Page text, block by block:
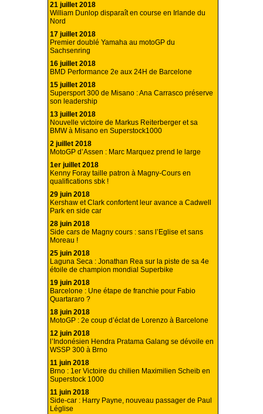
21 juillet 2018
William Dunlop disparaît en course en Irlande du
Nord
17 juillet 2018
Premier doublé Yamaha au motoGP du
Sachsenring
16 juillet 2018
BMD Performance 2e aux 24H de Barcelone
15 juillet 2018
Supersport 300 de Misano : Ana Carrasco préserve
son leadership
13 juillet 2018
Nouvelle victoire de Markus Reiterberger et sa
BMW à Misano en Superstock1000
2 juillet 2018
MotoGP d’Assen : Marc Marquez prend le large
1er juillet 2018
Kenny Foray taille patron à Magny-Cours en
qualifications sbk !
29 juin 2018
Kershaw et Clark confortent leur avance a Cadwell
Park en side car
28 juin 2018
Side cars de Magny cours : sans l’Eglise et sans
Moreau !
25 juin 2018
Laguna Seca : Jonathan Rea sur la piste de sa 4e
étoile de champion mondial Superbike
19 juin 2018
Barcelone : Une étape de franchie pour Fabio
Quartararo ?
18 juin 2018
MotoGP : 2e coup d’éclat de Lorenzo à Barcelone
12 juin 2018
l’Indonésien Hendra Pratama Galang se dévoile en
WSSP 300 à Brno
11 juin 2018
Brno : 1er Victoire du chilien Maximilien Scheib en
Superstock 1000
11 juin 2018
Side-car : Harry Payne, nouveau passager de Paul
Léglise